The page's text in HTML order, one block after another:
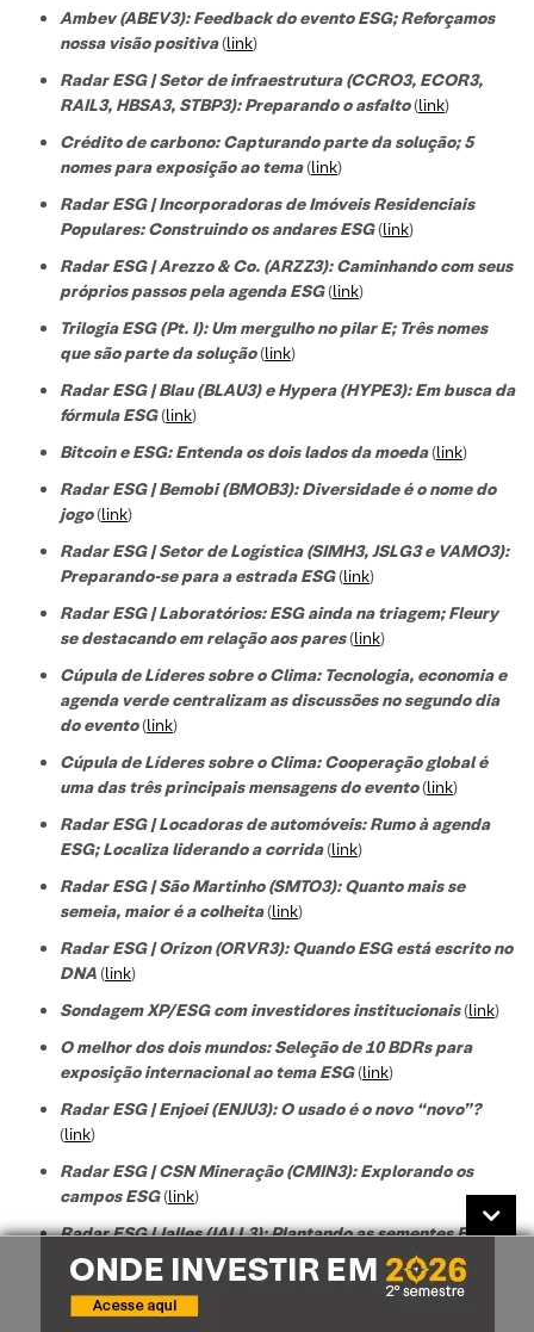
Ambev (ABEV3): Feedback do evento ESG; Reforçamos
nossa visão positiva(link)
Radar ESG | Setor de infraestrutura (CCRO3, ECOR3,
RAIL3, HBSA3, STBP3): Preparando o asfalto(link)
Crédito de carbono: Capturando parte da solução; 5
nomes para exposição ao tema(link)
Radar ESG | Incorporadoras de Imóveis Residenciais
Populares: Construindo os andares ESG(link)
Radar ESG | Arezzo & Co. (ARZZ3): Caminhando com seus
próprios passos pela agenda ESG(link)
Trilogia ESG (Pt. I): Um mergulho no pilar E; Três nomes
que são parte da solução(link)
Radar ESG | Blau (BLAU3) e Hypera (HYPE3): Em busca da
fórmula ESG(link)
Bitcoin e ESG: Entenda os dois lados da moeda(link)
Radar ESG | Bemobi (BMOB3): Diversidade é o nome do
jogo(link)
Radar ESG | Setor de Logística (SIMH3, JSLG3 e VAMO3):
Preparando-se para a estrada ESG(link)
Radar ESG | Laboratórios: ESG ainda na triagem; Fleury
se destacando em relação aos pares(link)
Cúpula de Líderes sobre o Clima: Tecnologia, economia e
agenda verde centralizam as discussões no segundo dia
do evento(link)
Cúpula de Líderes sobre o Clima: Cooperação global é
uma das três principais mensagens do evento(link)
Radar ESG | Locadoras de automóveis: Rumo à agenda
ESG; Localiza liderando a corrida(link)
Radar ESG | São Martinho (SMTO3): Quanto mais se
semeia, maior é a colheita(link)
Radar ESG | Orizon (ORVR3): Quando ESG está escrito no
DNA(link)
Sondagem XP/ESG com investidores institucionais(link)
O melhor dos dois mundos: Seleção de 10 BDRs para
exposição internacional ao tema ESG(link)
Radar ESG | Enjoei (ENJU3): O usado é o novo “novo”?
(link)
Radar ESG | CSN Mineração (CMIN3): Explorando os
campos ESG(link)
Radar ESG | Jalles (JALL3): Plantando as sementes ESG
link)
Radar ESG | Incorporadoras de alta renda: ESG ainda em
construção(link)